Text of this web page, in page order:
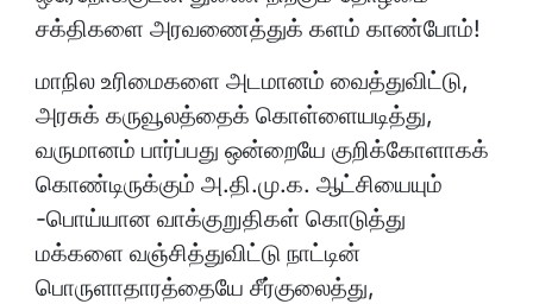
சக்திகளை அரவணைத்துக் களம் காண்போம்!
மாநில உரிமைகளை அடமானம் வைத்துவிட்டு,
அரசுக் கருவூலத்தைக் கொள்ளையடித்து,
வருமானம் பார்ப்பது ஒன்றையே குறிக்கோளாகக்
கொண்டிருக்கும் அ.தி.மு.க. ஆட்சியையும்
-பொய்யான வாக்குறுதிகள் கொடுத்து
மக்களை வஞ்சித்துவிட்டு நாட்டின்
பொருளாதாரத்தையே சீர்குலைத்து,